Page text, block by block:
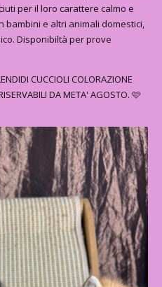
per il loro carattere calmo e
bambini e altri animali domestici,
Disponibiltà per prove
CUCCIOLI COLORAZIONE
DA META' AGOSTO. 🩷